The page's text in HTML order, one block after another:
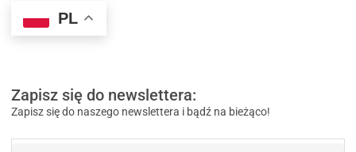
PL
Zapisz się do newslettera:
Zapisz się do naszego newslettera i bądź na bieżąco!